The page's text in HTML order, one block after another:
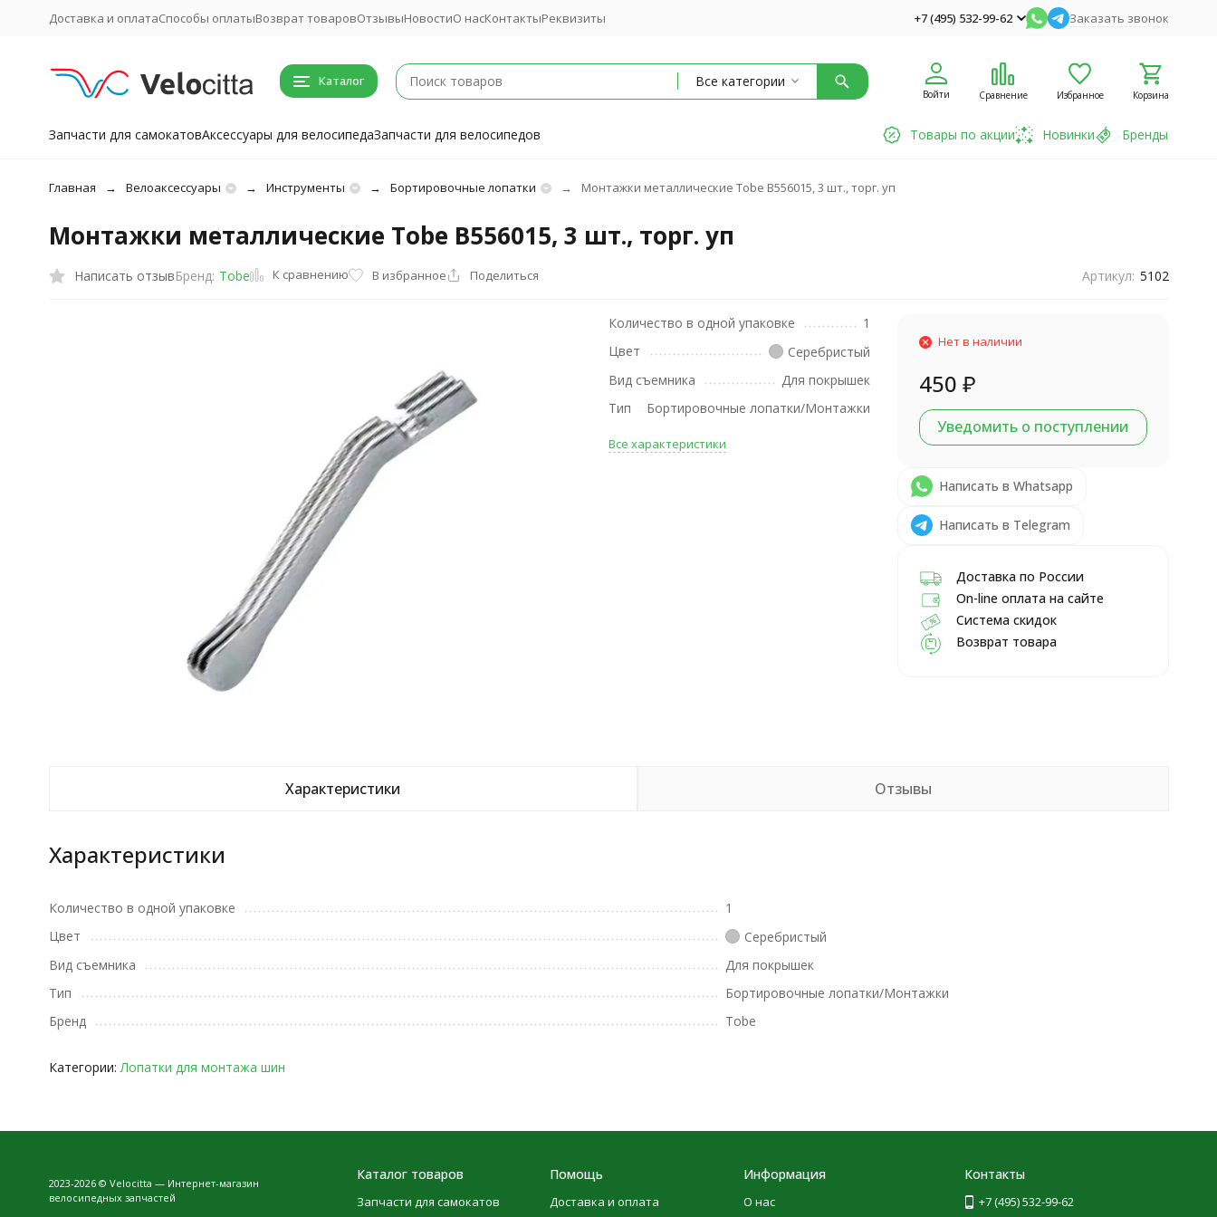
Доставка и оплатаСпособы оплатыВозврат товаровОтзывыНовостиО насКонтактыРеквизиты +7 (495) 532-99-62 Заказать звонок
Каталог Все категории
Войти Сравнение Избранное Корзина
Запчасти для самокатовАксессуары для велосипедаЗапчасти для велосипедов Товары по акции Новинки Бренды
Главная Велоаксессуары Инструменты Бортировочные лопатки Монтажки металлические Tobe B556015, 3 шт., торг. уп
Монтажки металлические Tobe B556015, 3 шт., торг. уп
Написать отзывБренд: Tobe К сравнению В избранное Поделиться Артикул: 5102
Количество в одной упаковке
1
Цвет
Серебристый
Вид съемника
Для покрышек
Тип
Бортировочные лопатки/Монтажки
Все характеристики
Нет в наличии
450 ₽
Уведомить о поступлении
Написать в Whatsapp
Написать в Telegram
Доставка по России
On-line оплата на сайте
Система скидок
Возврат товара
Характеристики Отзывы
Характеристики
Количество в одной упаковке
1
Цвет
Серебристый
Вид съемника
Для покрышек
Тип
Бортировочные лопатки/Монтажки
Бренд
Tobe
Категории: Лопатки для монтажа шин
2023-2026 © Velocitta — Интернет-магазин
велосипедных запчастей
Каталог товаров
Запчасти для самокатов
Помощь
Доставка и оплата
Информация
О нас
Контакты
+7 (495) 532-99-62